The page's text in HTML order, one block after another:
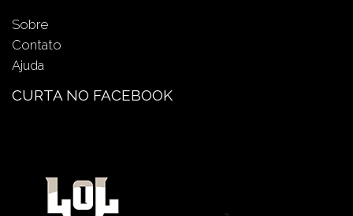
Sobre
Contato
Ajuda
CURTA NO FACEBOOK